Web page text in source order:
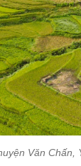
Văn Chấn,